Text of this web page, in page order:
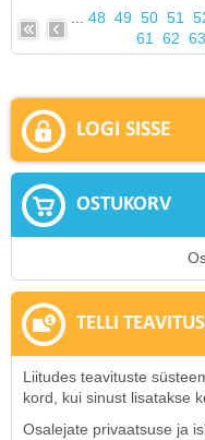
48 49 50 51
61
62 63
LOGI SISSE
OSTUKORV
TELLI
Liitudes teavituste
kord, kui sinust lisatakse
Osalejate privaatsuse ja